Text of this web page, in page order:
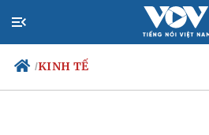
/KINH TẾ